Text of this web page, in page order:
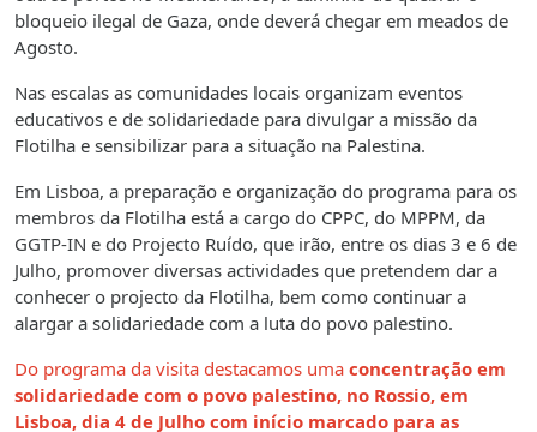
bloqueio ilegal de Gaza, onde deverá chegar em meados de
Agosto.
Nas escalas as comunidades locais organizam eventos
educativos e de solidariedade para divulgar a missão da
Flotilha e sensibilizar para a situação na Palestina.
Em Lisboa, a preparação e organização do programa para os
membros da Flotilha está a cargo do CPPC, do MPPM, da
GGTP-IN e do Projecto Ruído, que irão, entre os dias 3 e 6 de
Julho, promover diversas actividades que pretendem dar a
conhecer o projecto da Flotilha, bem como continuar a
alargar a solidariedade com a luta do povo palestino.
Do programa da visita destacamos uma concentração em
solidariedade com o povo palestino, no Rossio, em
Lisboa, dia 4 de Julho com início marcado para as